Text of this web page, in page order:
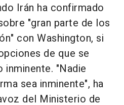
Irán ha confirmado
"gran parte de los
con Washington, si
de que se
inminente. "Nadie
sea inminente", ha
del Ministerio de